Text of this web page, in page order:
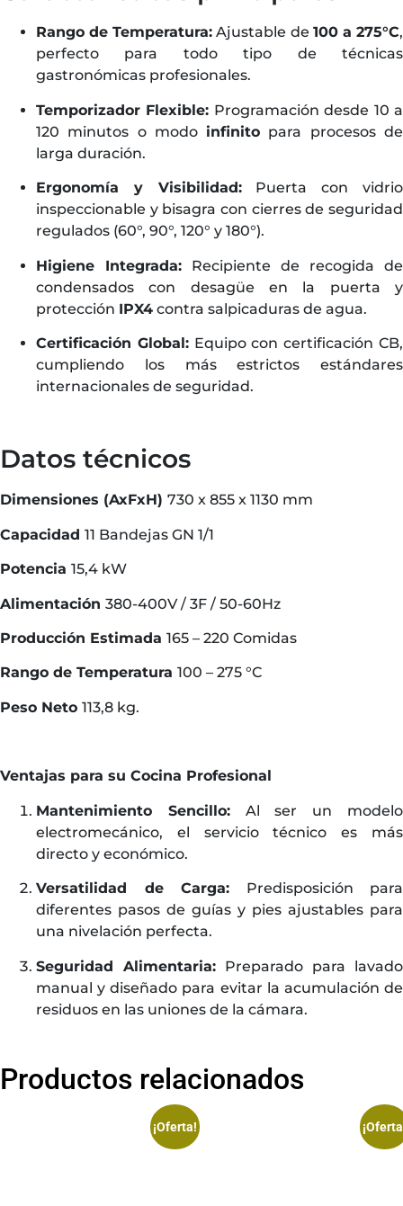
Rango de Temperatura: Ajustable de 100 a 275°C,
perfecto para todo tipo de técnicas
gastronómicas profesionales.
Temporizador Flexible: Programación desde 10 a
120 minutos o modo infinito para procesos de
larga duración.
Ergonomía y Visibilidad:Puerta con vidrio
inspeccionable y bisagra con cierres de seguridad
regulados (60°, 90°, 120° y 180°).
Higiene Integrada: Recipiente de recogida de
condensados con desagüe en la puerta y
protección IPX4 contra salpicaduras de agua.
Certificación Global:Equipo con certificación CB,
cumpliendo los más estrictos estándares
internacionales de seguridad.
Datos técnicos
Dimensiones (AxFxH) 730 x 855 x 1130 mm
Capacidad 11 Bandejas GN 1/1
Potencia 15,4 kW
Alimentación 380-400V / 3F / 50-60Hz
Producción Estimada 165 – 220 Comidas
Rango de Temperatura 100 – 275 °C
Peso Neto 113,8 kg.
Ventajas para su Cocina Profesional
Mantenimiento Sencillo:Al ser un modelo
electromecánico, el servicio técnico es más
directo y económico.
Versatilidad de Carga: Predisposición para
diferentes pasos de guías y pies ajustables para
una nivelación perfecta.
Seguridad Alimentaria: Preparado para lavado
manual y diseñado para evitar la acumulación de
residuos en las uniones de la cámara.
Productos relacionados
¡Oferta!